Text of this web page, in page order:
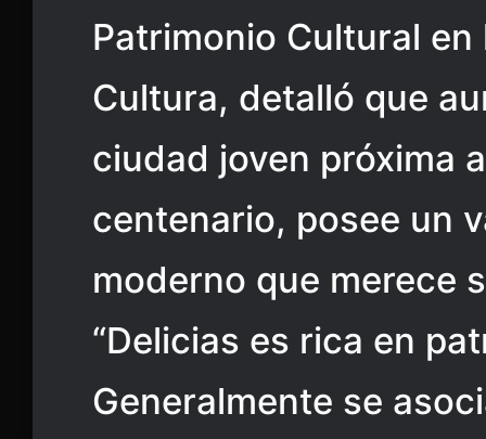
Patrimonio Cultural
Cultura, detalló que
ciudad joven próxima
centenario, posee un
moderno que merece
“Delicias es rica en
Generalmente se